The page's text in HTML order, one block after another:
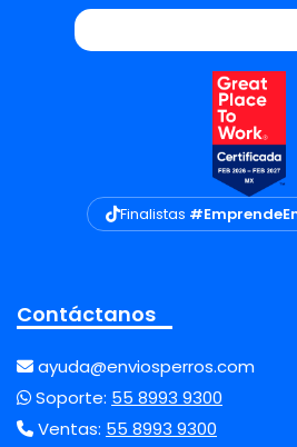
Finalistas
Contáctanos
ayuda@enviosperros.com
Soporte: 55 8993 9300
Ventas: 55 8993 9300